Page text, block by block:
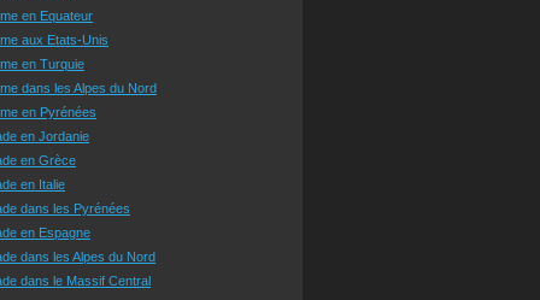
en Equateur
aux Etats-Unis
en Turquie
dans les Alpes du Nord
en Pyrénées
en Jordanie
en Grèce
en Italie
dans les Pyrénées
en Espagne
dans les Alpes du Nord
dans le Massif Central